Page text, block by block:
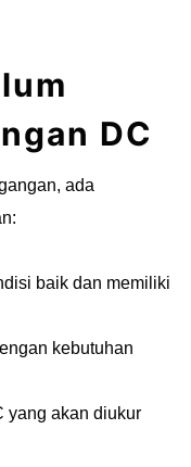
DC
ada
baik dan memiliki
kebutuhan
yang akan diukur